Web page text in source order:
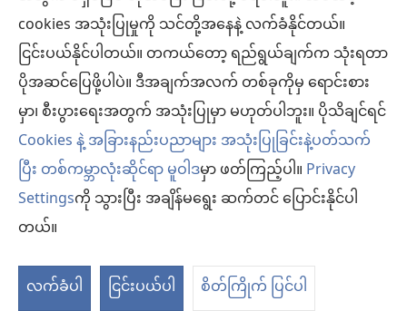
cookies အသုံးပြုမှုကို သင်တို့အနေနဲ့ လက်ခံနိုင်တယ်။
ငြင်းပယ်နိုင်ပါတယ်။ တကယ်တော့ ရည်ရွယ်ချက်က သုံးရတာ
ပိုအဆင်ပြေဖို့ပါပဲ။ ဒီအချက်အလက် တစ်ခုကိုမှ ရောင်းစား
မှာ၊ စီးပွားရေးအတွက် အသုံးပြုမှာ မဟုတ်ပါဘူး။ ပိုသိချင်ရင်
Cookies နဲ့ အခြားနည်းပညာများ အသုံးပြုခြင်းနဲ့ပတ်သက်
ပြီး တစ်ကမ္ဘာလုံးဆိုင်ရာ မူဝါဒမှာ ဖတ်ကြည့်ပါ။Privacy
Settingsကို သွားပြီး အချိန်မရွေး ဆက်တင် ပြောင်းနိုင်ပါ
တယ်။
လက်ခံပါ
ငြင်းပယ်ပါ စိတ်ကြိုက် ပြင်ပါ
လိုက်နာရန်စည်းကမ်းများနဲ့အညီ ဒီဝက်ဘ်ဆိုက်ကို အသုံးပြုရပါမယ်။
အသွင်အပြင် ဆက်တင်များ
Copyright© 2026 Watch Tower Bible and Tract Society of Pennsylvania.
လိုက်နာရန် စည်းကမ်းများ